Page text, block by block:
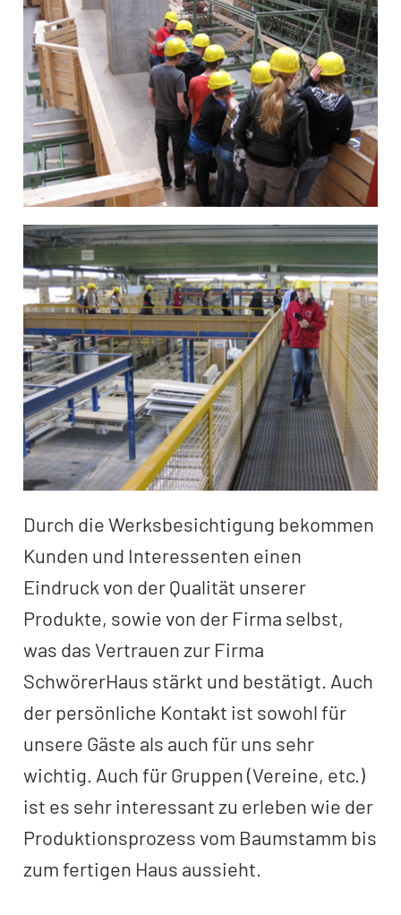
Durch die Werksbesichtigung bekommen
Kunden und Interessenten einen
Eindruck von der Qualität unserer
Produkte, sowie von der Firma selbst,
was das Vertrauen zur Firma
SchwörerHaus stärkt und bestätigt. Auch
der persönliche Kontakt ist sowohl für
unsere Gäste als auch für uns sehr
wichtig. Auch für Gruppen (Vereine, etc.)
ist es sehr interessant zu erleben wie der
Produktionsprozess vom Baumstamm bis
zum fertigen Haus aussieht.